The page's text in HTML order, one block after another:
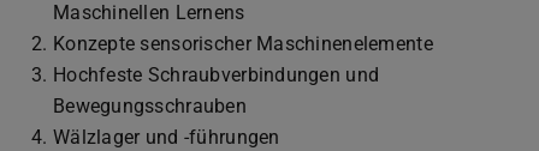
Maschinellen Lernens
Konzepte sensorischer Maschinenelemente
Hochfeste Schraubverbindungen und
Bewegungsschrauben
Wälzlager und -führungen